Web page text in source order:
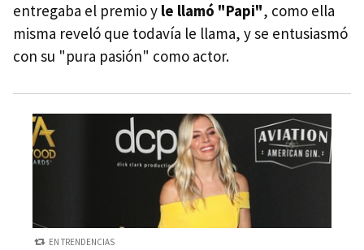
entregaba el premio y le llamó "Papi", como ella
misma reveló que todavía le llama, y se entusiasmó
con su "pura pasión" como actor.
EN TRENDENCIAS